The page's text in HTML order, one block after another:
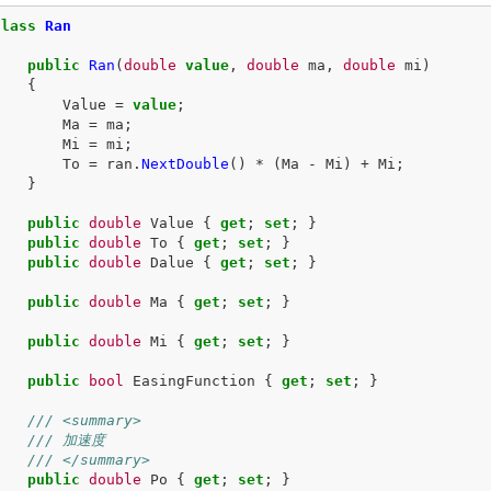
Ran
public Ran ( double value , double ma , double mi )
{
Value = value ;
Ma = ma ;
Mi = mi ;
To = ran . NextDouble () * ( Ma - Mi ) + Mi ;
}
public double Value { get ; set ;
}
public double To { get ; set ;
}
public double Dalue { get ; set ; }
public double Ma { get ; set ; }
public double Mi { get ; set ; }
public bool EasingFunction { get ; set ; }
/// <summary>
/// 加速度
/// </summary>
public double Po { get ; set ; }